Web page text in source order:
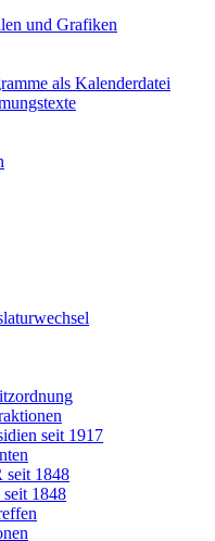
und Grafiken
als Kalenderdatei
seit 1917
seit 1848
seit 1848